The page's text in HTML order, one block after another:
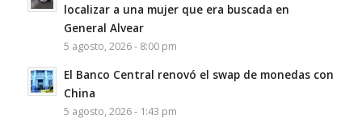
localizar a una mujer que era buscada en
General Alvear
5 agosto, 2026 - 8:00 pm
El Banco Central renovó el swap de monedas con
China
5 agosto, 2026 - 1:43 pm